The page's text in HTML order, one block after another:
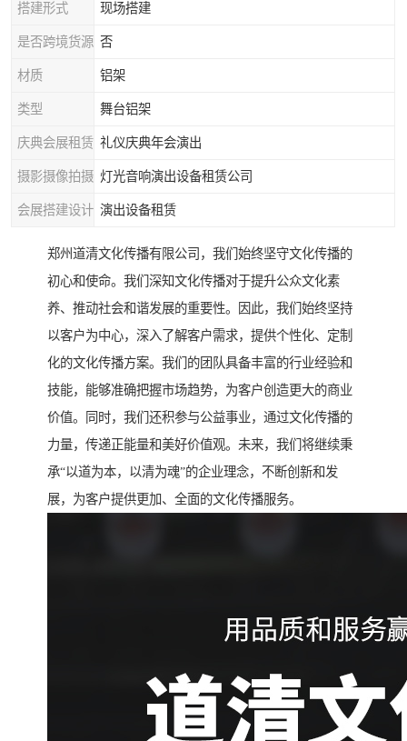
搭建形式 现场搭建
是否跨境货源 否
材质 铝架
类型 舞台铝架
庆典会展租赁 礼仪庆典年会演出
摄影摄像拍摄 灯光音响演出设备租赁公司
会展搭建设计 演出设备租赁
郑州道清文化传播有限公司，我们始终坚守文化传播的
初心和使命。我们深知文化传播对于提升公众文化素
养、推动社会和谐发展的重要性。因此，我们始终坚持
以客户为中心，深入了解客户需求，提供个性化、定制
化的文化传播方案。我们的团队具备丰富的行业经验和
技能，能够准确把握市场趋势，为客户创造更大的商业
价值。同时，我们还积参与公益事业，通过文化传播的
力量，传递正能量和美好价值观。未来，我们将继续秉
承“以道为本，以清为魂”的企业理念，不断创新和发
展，为客户提供更加、全面的文化传播服务。